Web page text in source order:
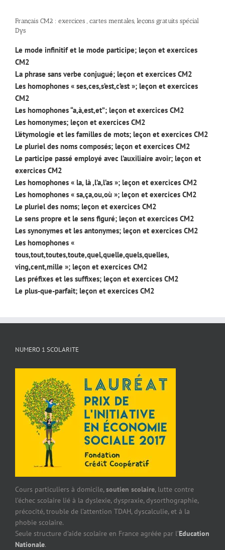
Français CM2 : exercices , cartes mentales, leçons gratuits spécial
Dys
Le mode infinitif et le mode participe; leçon et exercices
CM2
La phrase sans verbe conjugué; leçon et exercices CM2
Les homophones « ses,ces,s’est,c’est »; leçon et exercices
CM2
Les homophones “a,à,est,et”; leçon et exercices CM2
Les homonymes; leçon et exercices CM2
L’étymologie et les familles de mots; leçon et exercices CM2
Le pluriel des noms composés; leçon et exercices CM2
Le participe passé employé avec l’auxiliaire avoir; leçon et
exercices CM2
Les homophones « la, là ,l’a,l’as »; leçon et exercices CM2
Les homophones « sa,ça,ou,où »; leçon et exercices CM2
Le pluriel des noms; leçon et exercices CM2
Le sens propre et le sens figuré; leçon et exercices CM2
Les synonymes et les antonymes; leçon et exercices CM2
Les homophones «
tous,tout,toutes,toute,quel,quelle,quels,quelles,
ving,cent,mille »; leçon et exercices CM2
Les préfixes et les suffixes; leçon et exercices CM2
Le plus-que-parfait; leçon et exercices CM2
NUMERO 1 SCOLARITE
Cours particuliers à domicile,soutien scolaire, lutte contre
l’échec scolaire lié à la dyslexie, dyspraxie, dysorthographie,
précocité, trouble de l’attention TDAH, dyscalculie, et à la
phobie scolaire.
Seule structure d’aide scolaire en France agréée par l’Education
Nationale.